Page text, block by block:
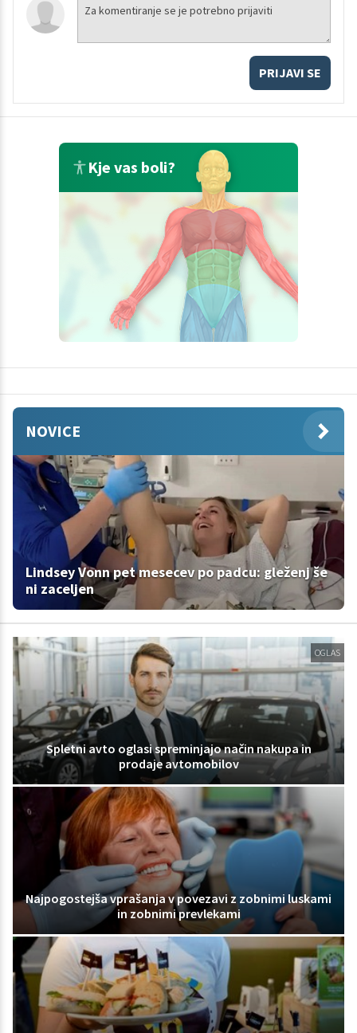
PRIJAVI SE
Kje vas boli?
NOVICE
Lindsey Vonn pet mesecev po padcu: gleženj še
ni zaceljen
OGLAS
Spletni avto oglasi spreminjajo način nakupa in
prodaje avtomobilov
Najpogostejša vprašanja v povezavi z zobnimi luskami
in zobnimi prevlekami